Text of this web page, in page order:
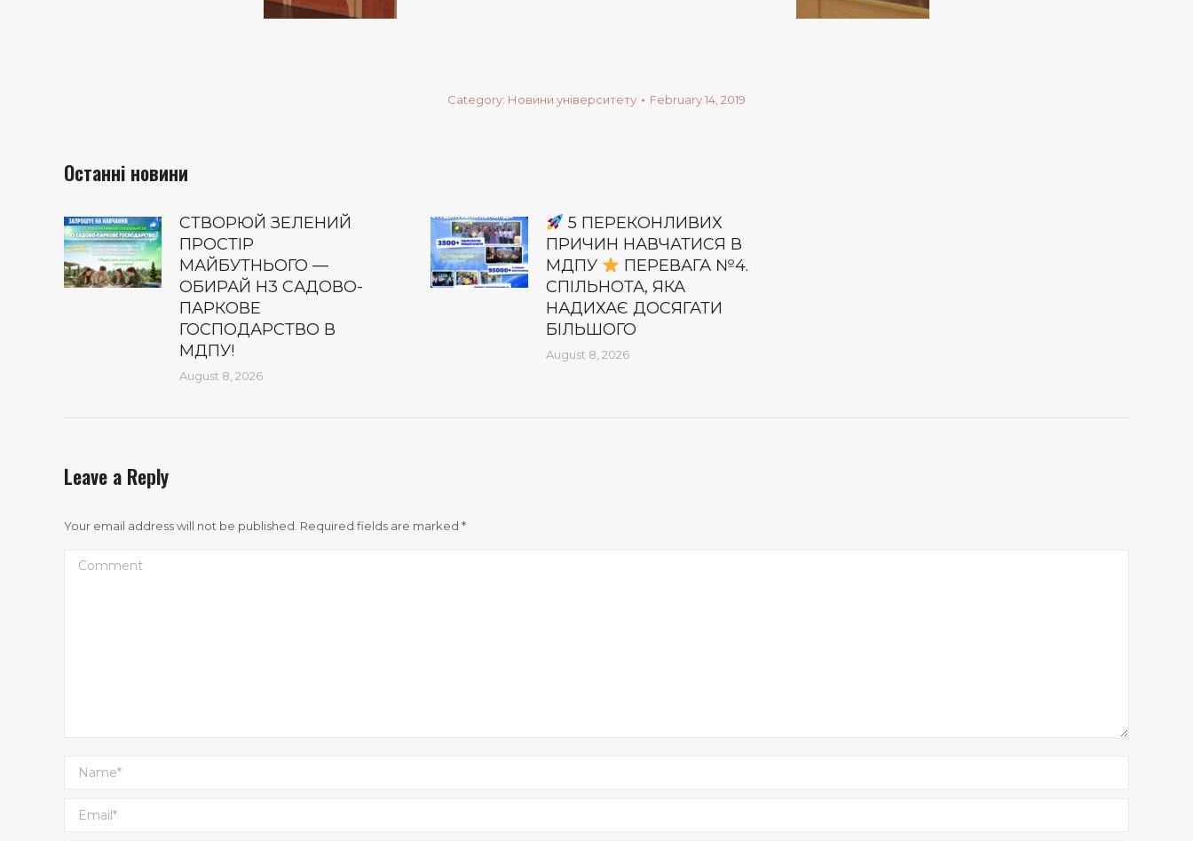
Category: Новини університету February 14, 2019
Останні новини
СТВОРЮЙ ЗЕЛЕНИЙ
ПРОСТІР
МАЙБУТНЬОГО —
ОБИРАЙ Н3 САДОВО-
ПАРКОВЕ
ГОСПОДАРСТВО В
МДПУ!
August 8, 2026
5 ПЕРЕКОНЛИВИХ
ПРИЧИН НАВЧАТИСЯ В
МДПУ
ПЕРЕВАГА №4.
СПІЛЬНОТА, ЯКА
НАДИХАЄ ДОСЯГАТИ
БІЛЬШОГО
August 8, 2026
Leave a Reply
Your email address will not be published. Required fields are marked *
Comment
Name *
Email *